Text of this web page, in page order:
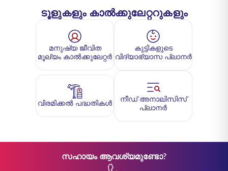
ടൂളുകളും കാൽക്കുലേറ്ററുകളും
മനുഷ്യ ജീവിത
മൂല്യം കാൽക്കുലേറ്റർ
കുട്ടികളുടെ
വിദ്യാഭ്യാസ പ്ലാനർ
വിരമിക്കൽ പദ്ധതികൾ
നീഡ് അനാലിസിസ്
പ്ലാനർ
സഹായം ആവശ്യമുണ്ടോ?